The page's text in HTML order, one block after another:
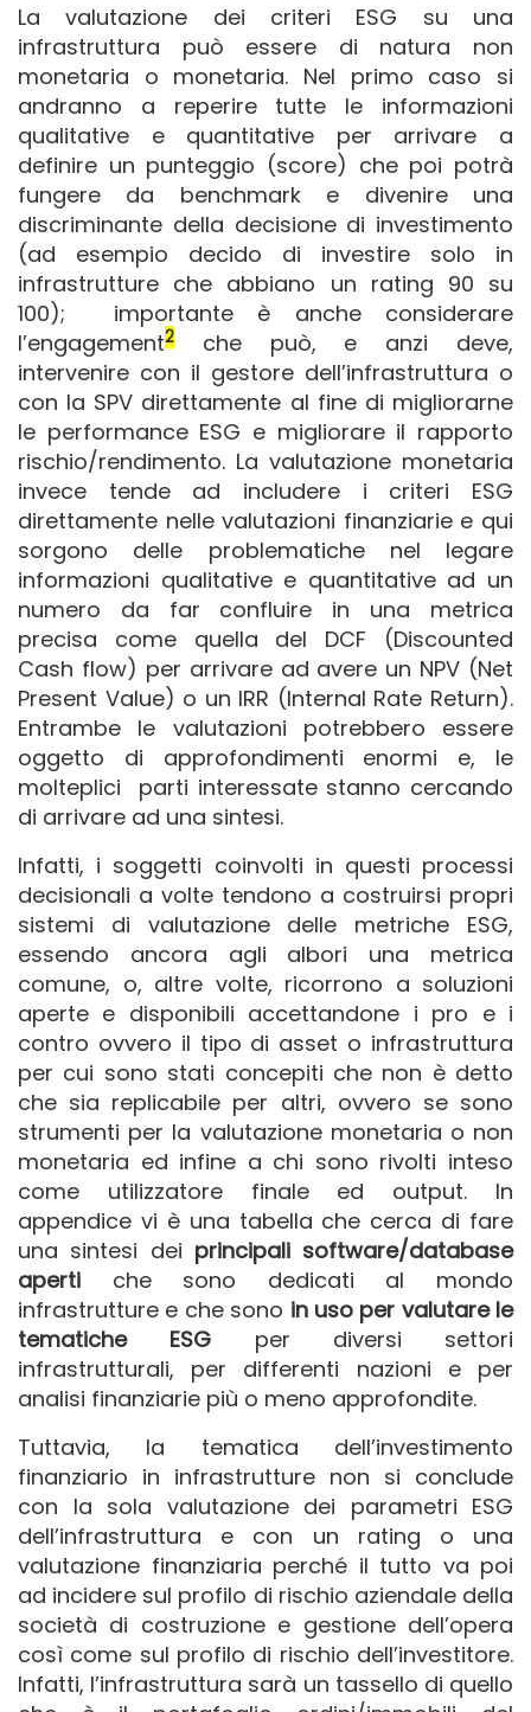
La valutazione dei criteri ESG su una
infrastruttura può essere di natura non
monetaria o monetaria. Nel primo caso si
andranno a reperire tutte le informazioni
qualitative e quantitative per arrivare a
definire un punteggio (score) che poi potrà
fungere da benchmark e divenire una
discriminante della decisione di investimento
(ad esempio decido di investire solo in
infrastrutture che abbiano un rating 90 su
100); importante è anche considerare
l’engagement2
che può, e anzi deve,
intervenire con il gestore dell’infrastruttura o
con la SPV direttamente al fine di migliorarne
le performance ESG e migliorare il rapporto
rischio/rendimento. La valutazione monetaria
invece tende ad includere i criteri ESG
direttamente nelle valutazioni finanziarie e qui
sorgono delle problematiche nel legare
informazioni qualitative e quantitative ad un
numero da far confluire in una metrica
precisa come quella del DCF (Discounted
Cash flow) per arrivare ad avere un NPV (Net
Present Value) o un IRR (Internal Rate Return).
Entrambe le valutazioni potrebbero essere
oggetto di approfondimenti enormi e, le
molteplici parti interessate stanno cercando
di arrivare ad una sintesi.
Infatti, i soggetti coinvolti in questi processi
decisionali a volte tendono a costruirsi propri
sistemi di valutazione delle metriche ESG,
essendo ancora agli albori una metrica
comune, o, altre volte, ricorrono a soluzioni
aperte e disponibili accettandone i pro e i
contro ovvero il tipo di asset o infrastruttura
per cui sono stati concepiti che non è detto
che sia replicabile per altri, ovvero se sono
strumenti per la valutazione monetaria o non
monetaria ed infine a chi sono rivolti inteso
come utilizzatore finale ed output. In
appendice vi è una tabella che cerca di fare
una sintesi dei principali software/database
aperti che sono dedicati al mondo
infrastrutture e che sono in uso per valutare le
tematiche ESG per diversi settori
infrastrutturali, per differenti nazioni e per
analisi finanziarie più o meno approfondite.
Tuttavia, la tematica dell’investimento
finanziario in infrastrutture non si conclude
con la sola valutazione dei parametri ESG
dell’infrastruttura e con un rating o una
valutazione finanziaria perché il tutto va poi
ad incidere sul profilo di rischio aziendale della
società di costruzione e gestione dell’opera
così come sul profilo di rischio dell’investitore.
Infatti, l’infrastruttura sarà un tassello di quello